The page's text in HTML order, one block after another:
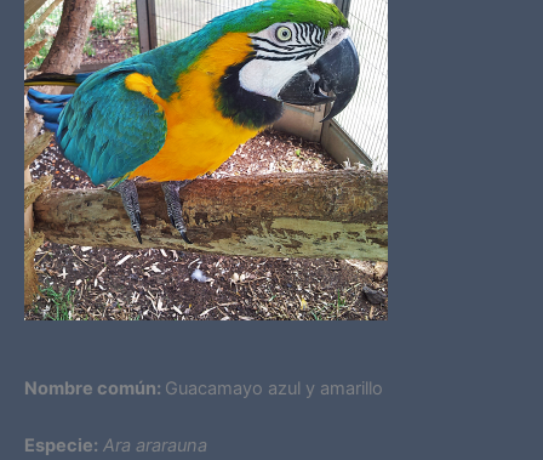
Nombre común: Guacamayo azul y amarillo
Especie: Ara ararauna